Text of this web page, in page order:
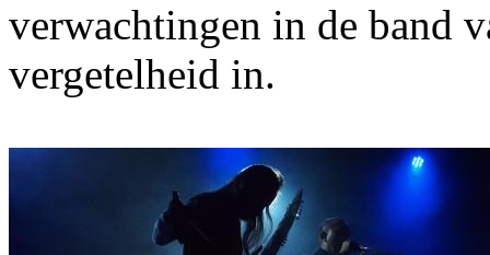
verwachtingen in de band
vergetelheid in.